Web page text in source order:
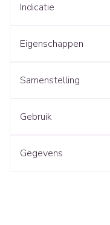
Indicatie
Eigenschappen
Samenstelling
Gebruik
Gegevens